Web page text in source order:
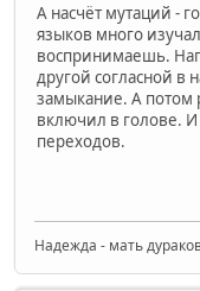
А насчёт мутаций -
языков много
воспринимаешь.
другой согласной в
замыкание. А потом
включил в голове.
переходов.
Надежда - мать